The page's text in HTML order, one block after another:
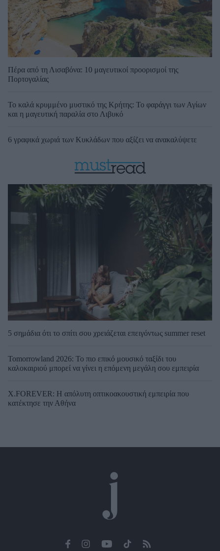
Πέρα από τη Λισαβόνα: 10 μαγευτικοί προορισμοί της
Πορτογαλίας
Το καλά κρυμμένο μυστικό της Κρήτης: Το φαράγγι των Αγίων
και η μαγευτική παραλία στο Λιβυκό
6 γραφικά χωριά των Κυκλάδων που αξίζει να ανακαλύψετε
5 σημάδια ότι το σπίτι σου χρειάζεται επειγόντως summer reset
Tomorrowland 2026: Το πιο επικό μουσικό ταξίδι του
καλοκαιριού μπορεί να γίνει η επόμενη μεγάλη σου εμπειρία
X.FOREVER: Η απόλυτη οπτικοακουστική εμπειρία που
κατέκτησε την Αθήνα